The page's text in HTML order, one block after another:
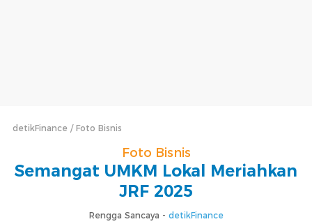
detikFinance Foto Bisnis
Foto Bisnis
Semangat UMKM Lokal Meriahkan
JRF 2025
Rengga Sancaya - detikFinance